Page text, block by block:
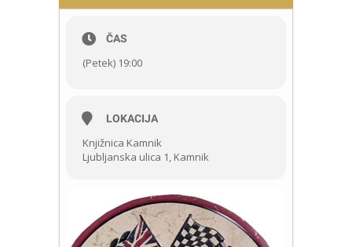
ČAS
(Petek) 19:00
LOKACIJA
Knjižnica Kamnik
Ljubljanska ulica 1, Kamnik